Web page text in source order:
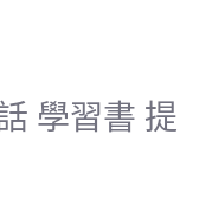
學習書 提